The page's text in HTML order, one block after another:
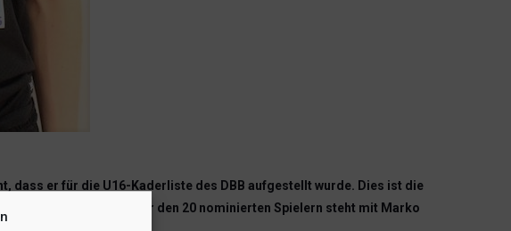
dass er für die U16-Kaderliste des DBB aufgestellt wurde. Dies ist die
in diesem Jahr. Unter den 20 nominierten Spielern steht mit Marko